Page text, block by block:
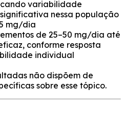
variabilidade
nessa população
mg/dia
de 25–50 mg/dia até
conforme resposta
individual
não dispõem de
sobre esse tópico.